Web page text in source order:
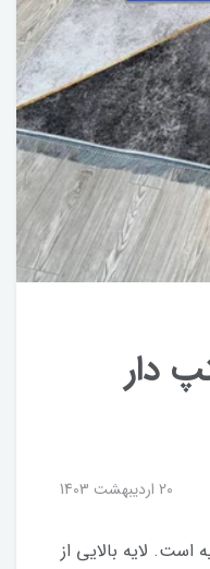
دار
20 ارديبهشت 1403
لایه بالایی از